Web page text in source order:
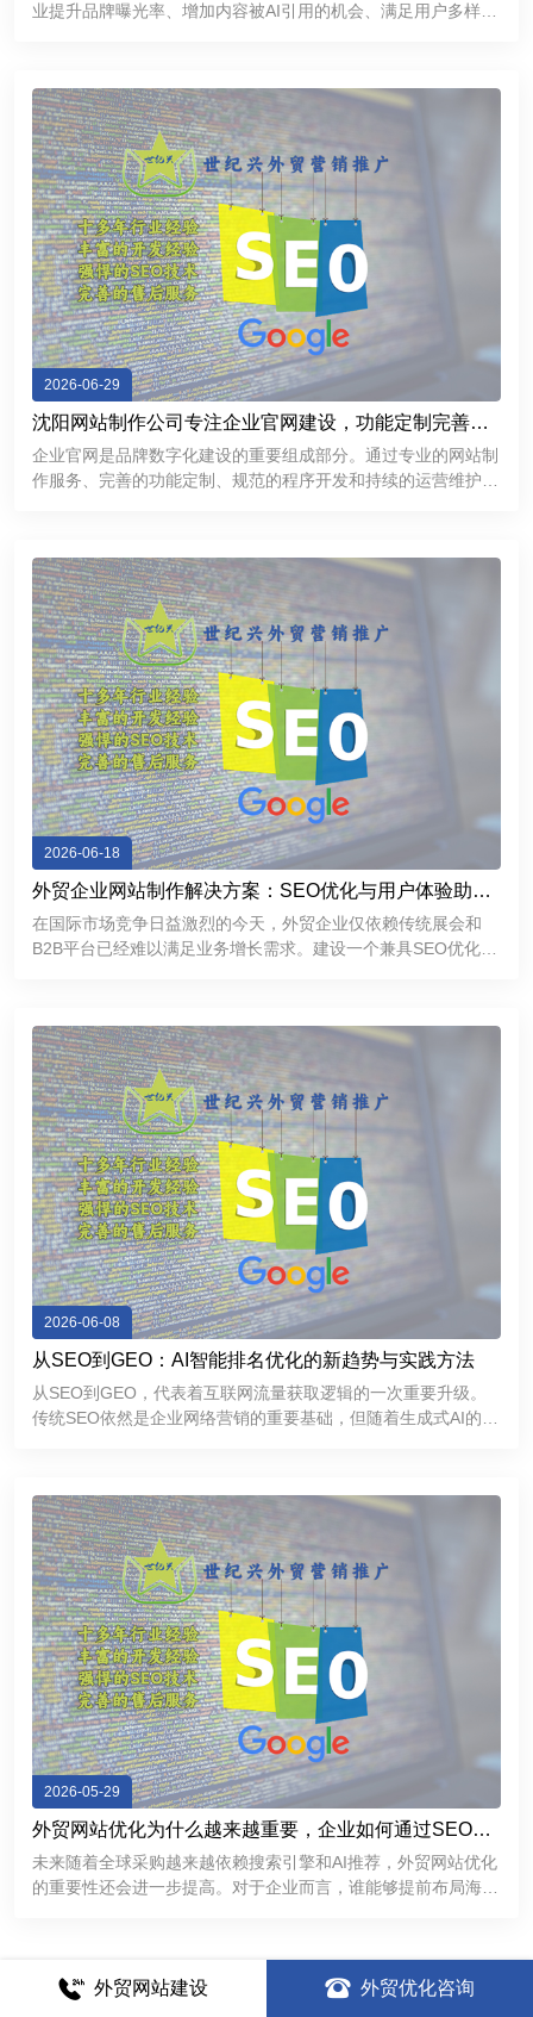
业提升品牌曝光率、增加内容被AI引用的机会、满足用户多样化
2026-06-29
沈阳网站制作公司专注企业官网建设，功能定制完善，
提升品牌互联网形象
企业官网是品牌数字化建设的重要组成部分。通过专业的网站制
作服务、完善的功能定制、规范的程序开发和持续的运营维护，
持。
2026-06-18
外贸企业网站制作解决方案：SEO优化与用户体验助力
精准获客
在国际市场竞争日益激烈的今天，外贸企业仅依赖传统展会和
B2B平台已经难以满足业务增长需求。建设一个兼具SEO优化能
任感，提高询盘
2026-06-08
从SEO到GEO：AI智能排名优化的新趋势与实践方法
从SEO到GEO，代表着互联网流量获取逻辑的一次重要升级。
传统SEO依然是企业网络营销的重要基础，但随着生成式AI的普
2026-05-29
外贸网站优化为什么越来越重要，企业如何通过SEO获
取海外精准客户
未来随着全球采购越来越依赖搜索引擎和AI推荐，外贸网站优化
的重要性还会进一步提高。对于企业而言，谁能够提前布局海外
外贸网站建设 外贸优化咨询